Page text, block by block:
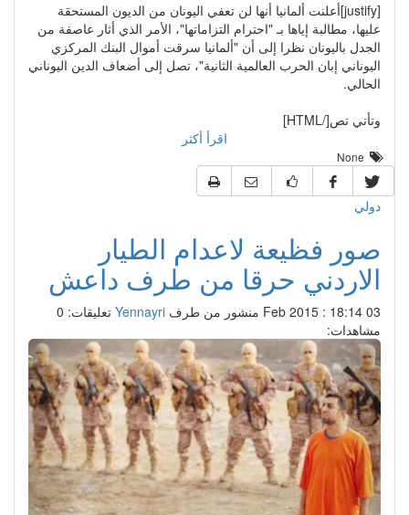
[justify]أعلنت ألمانيا أنها لن تعفي اليونان من الديون المستحقة
عليها، مطالبة إياها بـ "احترام التزاماتها"، الأمر الذي أثار عاصفة من
الجدل باليونان نظرا إلى أن "ألمانيا سرقت أموال البنك المركزي
اليوناني إبان الحرب العالمية الثانية"، تصل إلى أضعاف الدين اليوناني
الحالي.
وتأتي تص[/HTML]
اقرأ أكثر
None
دولي
صور فظيعة لاعدام الطيار
الاردني حرقا من طرف داعش
منشور من طرفYennayri تعليقات: 0
مشاهدات: